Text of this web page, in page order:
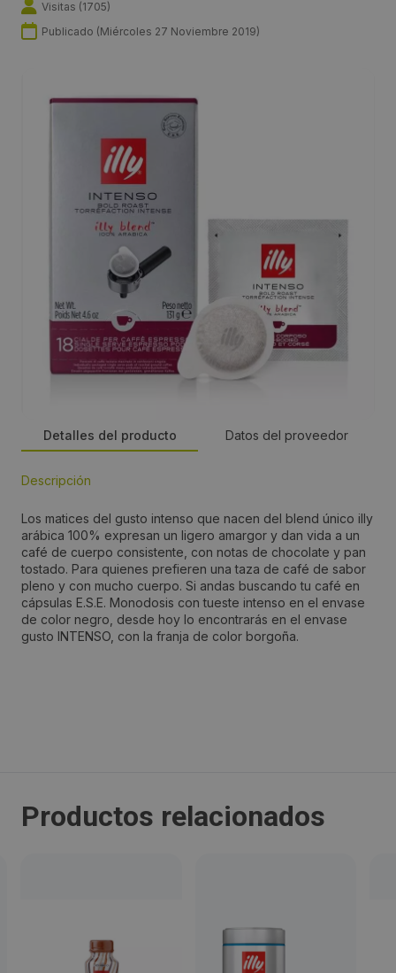
Visitas (1705)
Publicado (Miércoles 27 Noviembre 2019)
Detalles del producto Datos del proveedor
Descripción
Los matices del gusto intenso que nacen del blend único illy
arábica 100% expresan un ligero amargor y dan vida a un
café de cuerpo consistente, con notas de chocolate y pan
tostado. Para quienes prefieren una taza de café de sabor
pleno y con mucho cuerpo. Si andas buscando tu café en
cápsulas E.S.E. Monodosis con tueste intenso en el envase
de color negro, desde hoy lo encontrarás en el envase
gusto INTENSO, con la franja de color borgoña.
Mireia Azuara
Dirección:
Calle Pere Iv, 397/401 naves 5-8
Provincia:
Productos relacionados